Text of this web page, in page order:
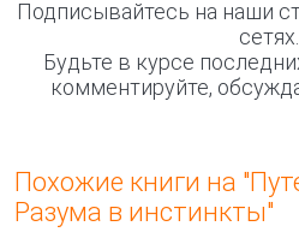
Подписывайтесь на наши
сетях.
Будьте в курсе
комментируйте,
Похожие книги на
Разума в инстинкты"